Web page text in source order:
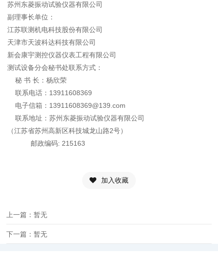
苏州东菱振动试验仪器有限公司
副理事长单位：
江苏联测机电科技股份有限公司
天津市天波科达科技有限公司
新会康宇测控仪器仪表工程有限公司
测试设备分会秘书处联系方式：
秘 书 长：杨欣荣
联系电话：13911608369
电子信箱：13911608369@139.com
联系地址：苏州东菱振动试验仪器有限公司
（江苏省苏州高新区科技城龙山路2号）
邮政编码: 215163
加入收藏
上一篇：暂无
下一篇：暂无